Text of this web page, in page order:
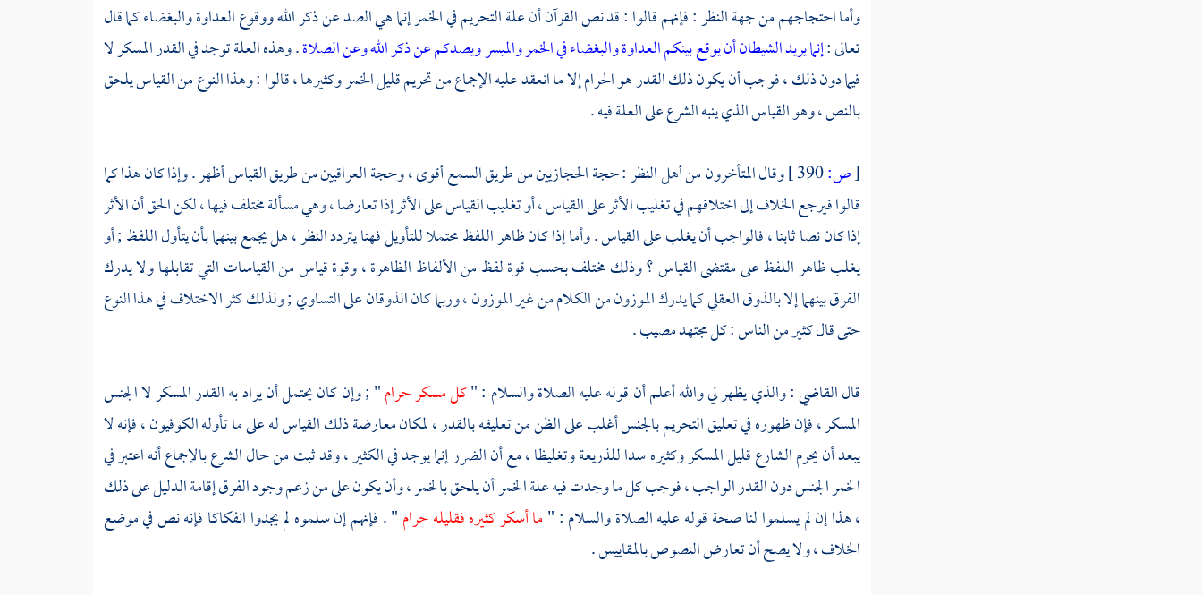
وأما احتجاجهم من جهة النظر : فإنهم قالوا : قد نص القرآن أن علة التحريم في الخمر إنما هي الصد عن ذكر الله ووقوع العداوة والبغضاء كما قال
تعالى :إنما يريد الشيطان أن يوقع بينكم العداوة والبغضاء في الخمر والميسر ويصدكم عن ذكر الله وعن الصلاة. وهذه العلة توجد في القدر المسكر لا
فيما دون ذلك ، فوجب أن يكون ذلك القدر هو الحرام إلا ما انعقد عليه الإجماع من تحريم قليل الخمر وكثيرها ، قالوا : وهذا النوع من القياس يلحق
بالنص ، وهو القياس الذي ينبه الشرع على العلة فيه .
[ص:
وقال المتأخرون من أهل النظر : حجة الحجازيين من طريق السمع أقوى ، وحجة العراقيين من طريق القياس أظهر . وإذا كان هذا كما
قالوا فيرجع الخلاف إلى اختلافهم في تغليب الأثر على القياس ، أو تغليب القياس على الأثر إذا تعارضا ، وهي مسألة مختلف فيها ، لكن الحق أن الأثر
إذا كان نصا ثابتا ، فالواجب أن يغلب على القياس . وأما إذا كان ظاهر اللفظ محتملا للتأويل فهنا يتردد النظر ، هل يجمع بينهما بأن يتأول اللفظ ; أو
يغلب ظاهر اللفظ على مقتضى القياس ؟ وذلك مختلف بحسب قوة لفظ من الألفاظ الظاهرة ، وقوة قياس من القياسات التي تقابلها ولا يدرك
الفرق بينهما إلا بالذوق العقلي كما يدرك الموزون من الكلام من غير الموزون ، وربما كان الذوقان على التساوي ; ولذلك كثر الاختلاف في هذا النوع
حتى قال كثير من الناس : كل مجتهد مصيب .
قال القاضي : والذي يظهر لي والله أعلم أن قوله عليه الصلاة والسلام : "كل مسكر حرام" ; وإن كان يحتمل أن يراد به القدر المسكر لا الجنس
المسكر ، فإن ظهوره في تعليق التحريم بالجنس أغلب على الظن من تعليقه بالقدر ، لمكان معارضة ذلك القياس له على ما تأوله الكوفيون ، فإنه لا
يبعد أن يحرم الشارع قليل المسكر وكثيره سدا للذريعة وتغليظا ، مع أن الضرر إنما يوجد في الكثير ، وقد ثبت من حال الشرع بالإجماع أنه اعتبر في
الخمر الجنس دون القدر الواجب ، فوجب كل ما وجدت فيه علة الخمر أن يلحق بالخمر ، وأن يكون على من زعم وجود الفرق إقامة الدليل على ذلك
، هذا إن لم يسلموا لنا صحة قوله عليه الصلاة والسلام : "ما أسكر كثيره فقليله حرام" . فإنهم إن سلموه لم يجدوا انفكاكا فإنه نص في موضع
الخلاف ، ولا يصح أن تعارض النصوص بالمقاييس .